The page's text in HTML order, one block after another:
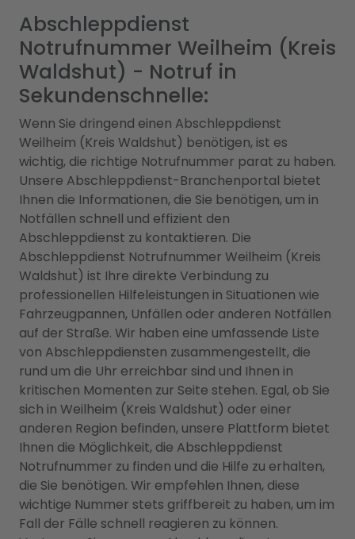
Abschleppdienst
Notrufnummer Weilheim (Kreis
Waldshut) - Notruf in
Sekundenschnelle:
Wenn Sie dringend einen Abschleppdienst
Weilheim (Kreis Waldshut) benötigen, ist es
wichtig, die richtige Notrufnummer parat zu haben.
Unsere Abschleppdienst-Branchenportal bietet
Ihnen die Informationen, die Sie benötigen, um in
Notfällen schnell und effizient den
Abschleppdienst zu kontaktieren. Die
Abschleppdienst Notrufnummer Weilheim (Kreis
Waldshut) ist Ihre direkte Verbindung zu
professionellen Hilfeleistungen in Situationen wie
Fahrzeugpannen, Unfällen oder anderen Notfällen
auf der Straße. Wir haben eine umfassende Liste
von Abschleppdiensten zusammengestellt, die
rund um die Uhr erreichbar sind und Ihnen in
kritischen Momenten zur Seite stehen. Egal, ob Sie
sich in Weilheim (Kreis Waldshut) oder einer
anderen Region befinden, unsere Plattform bietet
Ihnen die Möglichkeit, die Abschleppdienst
Notrufnummer zu finden und die Hilfe zu erhalten,
die Sie benötigen. Wir empfehlen Ihnen, diese
wichtige Nummer stets griffbereit zu haben, um im
Fall der Fälle schnell reagieren zu können.